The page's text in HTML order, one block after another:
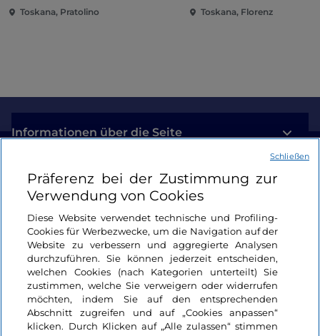
Toskana, Pratolino Toskana, Florenz
Informationen über die Seite
Nützliche Links
Login
Bleiben wir in Kontakt
Präferenz bei der Zustimmung zur
Verwendung von Cookies
Diese Website verwendet technische und Profiling-
Cookies für Werbezwecke, um die Navigation auf der
Website zu verbessern und aggregierte Analysen
durchzuführen. Sie können jederzeit entscheiden,
welchen Cookies (nach Kategorien unterteilt) Sie
zustimmen, welche Sie verweigern oder widerrufen
möchten, indem Sie auf den entsprechenden
Abschnitt zugreifen und auf „Cookies anpassen“
klicken. Durch Klicken auf „Alle zulassen“ stimmen
Schließen